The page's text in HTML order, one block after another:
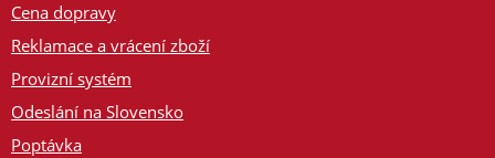
Cena dopravy
Reklamace a vrácení zboží
Provizní systém
Odeslání na Slovensko
Poptávka